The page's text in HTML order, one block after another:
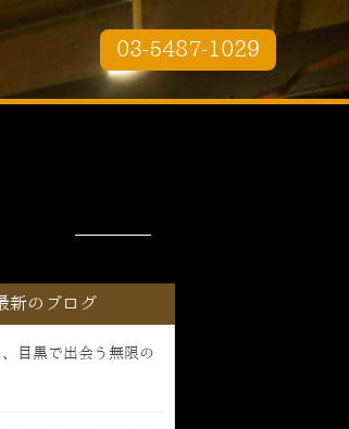
03-5487-1029
新のブログ
目黒で出会う無限の